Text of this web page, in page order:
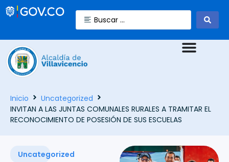
Inicio
Uncategorized
INVITAN A LAS JUNTAS COMUNALES RURALES A TRAMITAR EL
RECONOCIMIENTO DE POSESIÓN DE SUS ESCUELAS
Uncategorized